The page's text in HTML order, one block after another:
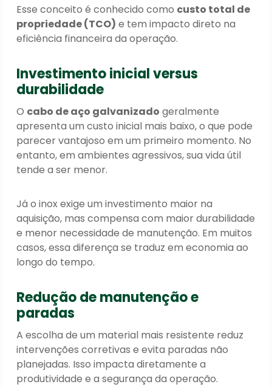
Esse conceito é conhecido como custo total de
propriedade (TCO) e tem impacto direto na
eficiência financeira da operação.
Investimento inicial versus
durabilidade
O cabo de aço galvanizado geralmente
apresenta um custo inicial mais baixo, o que pode
parecer vantajoso em um primeiro momento. No
entanto, em ambientes agressivos, sua vida útil
tende a ser menor.
Já o inox exige um investimento maior na
aquisição, mas compensa com maior durabilidade
e menor necessidade de manutenção. Em muitos
casos, essa diferença se traduz em economia ao
longo do tempo.
Redução de manutenção e
paradas
A escolha de um material mais resistente reduz
intervenções corretivas e evita paradas não
planejadas. Isso impacta diretamente a
produtividade e a segurança da operação.